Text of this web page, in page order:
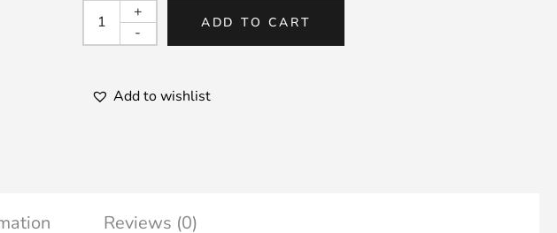
SYNERGISTIC
RESEARCH
POWERBLOC
-
+
ADD TO CART
Add to wishlist
Reviews (0)